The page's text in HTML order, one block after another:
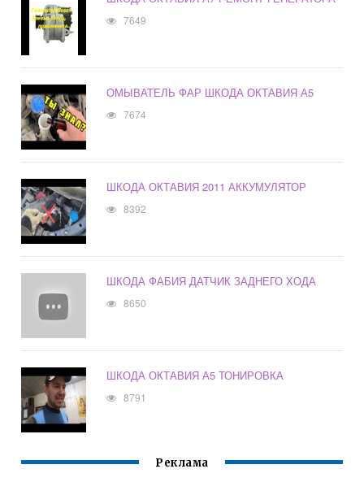
7649
ОМЫВАТЕЛЬ ФАР ШКОДА ОКТАВИЯ А5
7674
ШКОДА ОКТАВИЯ 2011 АККУМУЛЯТОР
8392
ШКОДА ФАБИЯ ДАТЧИК ЗАДНЕГО ХОДА
8650
ШКОДА ОКТАВИЯ А5 ТОНИРОВКА
8791
Реклама